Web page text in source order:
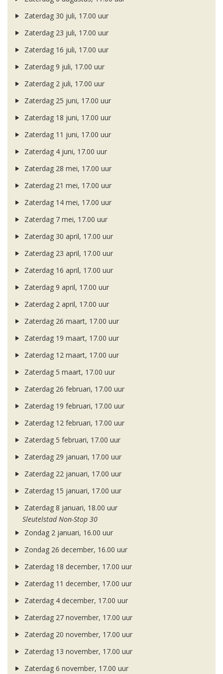
Zaterdag 30 juli, 17.00 uur
Zaterdag 23 juli, 17.00 uur
Zaterdag 16 juli, 17.00 uur
Zaterdag 9 juli, 17.00 uur
Zaterdag 2 juli, 17.00 uur
Zaterdag 25 juni, 17.00 uur
Zaterdag 18 juni, 17.00 uur
Zaterdag 11 juni, 17.00 uur
Zaterdag 4 juni, 17.00 uur
Zaterdag 28 mei, 17.00 uur
Zaterdag 21 mei, 17.00 uur
Zaterdag 14 mei, 17.00 uur
Zaterdag 7 mei, 17.00 uur
Zaterdag 30 april, 17.00 uur
Zaterdag 23 april, 17.00 uur
Zaterdag 16 april, 17.00 uur
Zaterdag 9 april, 17.00 uur
Zaterdag 2 april, 17.00 uur
Zaterdag 26 maart, 17.00 uur
Zaterdag 19 maart, 17.00 uur
Zaterdag 12 maart, 17.00 uur
Zaterdag 5 maart, 17.00 uur
Zaterdag 26 februari, 17.00 uur
Zaterdag 19 februari, 17.00 uur
Zaterdag 12 februari, 17.00 uur
Zaterdag 5 februari, 17.00 uur
Zaterdag 29 januari, 17.00 uur
Zaterdag 22 januari, 17.00 uur
Zaterdag 15 januari, 17.00 uur
Zaterdag 8 januari, 18.00 uur
Sleutelstad Non-Stop 30
Zondag 2 januari, 16.00 uur
Zondag 26 december, 16.00 uur
Zaterdag 18 december, 17.00 uur
Zaterdag 11 december, 17.00 uur
Zaterdag 4 december, 17.00 uur
Zaterdag 27 november, 17.00 uur
Zaterdag 20 november, 17.00 uur
Zaterdag 13 november, 17.00 uur
Zaterdag 6 november, 17.00 uur